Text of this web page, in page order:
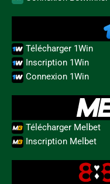
Télécharger 1Win
Inscription 1Win
Connexion 1Win
Télécharger Melbet
Inscription Melbet